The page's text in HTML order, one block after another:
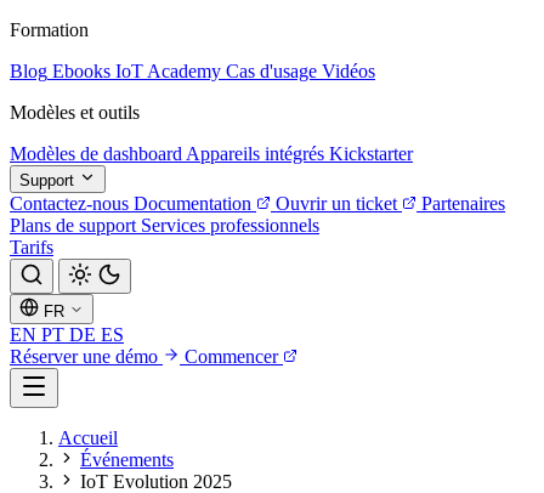
Formation
Blog Ebooks IoT Academy Cas d'usage Vidéos
Modèles et outils
Modèles de dashboard Appareils intégrés Kickstarter
Support
Contactez-nous Documentation Ouvrir un ticket
Partenaires
Plans de support Services professionnels
Tarifs
FR
EN PT DE ES
Réserver une démo
Commencer
Accueil
Événements
IoT Evolution 2025